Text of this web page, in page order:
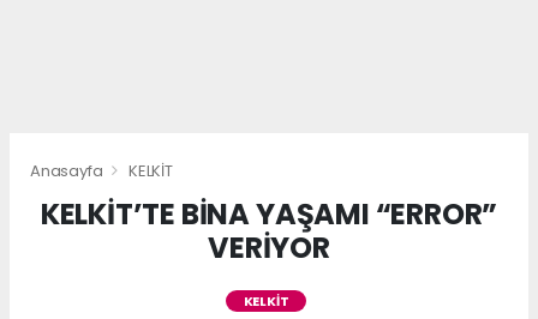
Anasayfa KELKİT
KELKİT’TE BİNA YAŞAMI “ERROR”
VERİYOR
KELKİT